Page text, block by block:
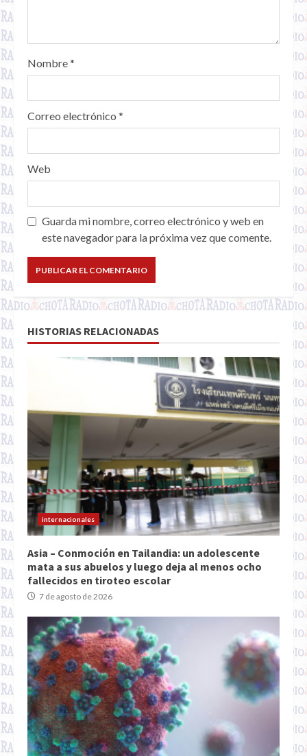
Nombre*
Correo electrónico *
Web
Guarda mi nombre, correo electrónico y web en
este navegador para la próxima vez que comente.
HISTORIAS RELACIONADAS
internacionales
Asia – Conmoción en Tailandia: un adolescente
mata a sus abuelos y luego deja al menos ocho
fallecidos en tiroteo escolar
7 de agosto de 2026